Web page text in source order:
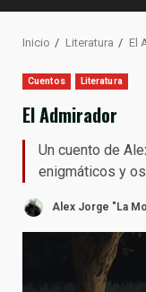
Inicio Literatura El
Cuentos Literatura
El Admirador
Un cuento de
enigmáticos y
Alex Jorge "La